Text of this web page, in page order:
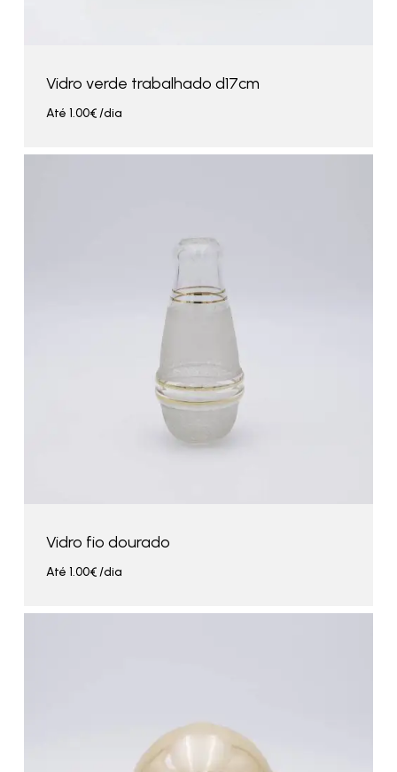
Vidro verde trabalhado d17cm
Até 1.00€/dia
Vidro fio dourado
Até 1.00€/dia